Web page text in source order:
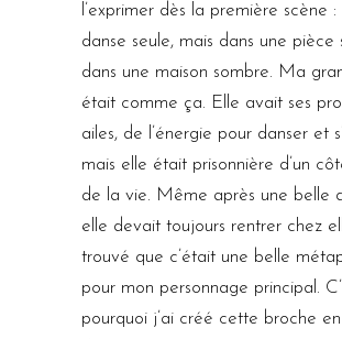
l’exprimer dès la première scène :
danse seule, mais dans une pièce
dans une maison sombre. Ma
était comme ça. Elle avait ses
ailes, de l’énergie pour danser et
mais elle était prisonnière d’un
de la vie. Même après une belle
elle devait toujours rentrer chez
trouvé que c’était une belle
pour mon personnage principal.
pourquoi j’ai créé cette broche